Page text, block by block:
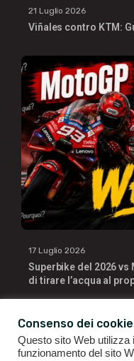
21 Luglio 2026
Viñales contro KTM:
17 Luglio 2026
Superbike del 2026 vs
di tirare l’acqua al
Consenso dei cookie
Questo sito Web utilizza
funzionamento del sito